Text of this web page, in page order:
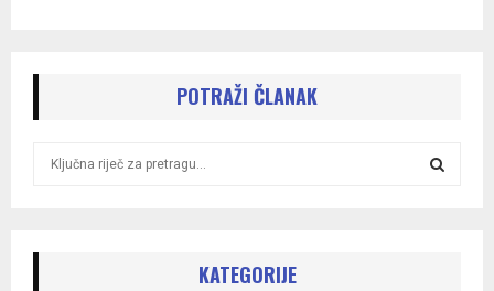
POTRAŽI ČLANAK
KATEGORIJE